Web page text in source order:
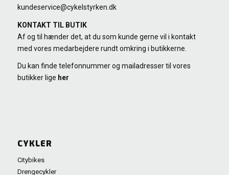
kundeservice@cykelstyrken.dk
KONTAKT TIL BUTIK
Af og til hænder det, at du som kunde gerne vil i kontakt
med vores medarbejdere rundt omkring i butikkerne.
Du kan finde telefonnummer og mailadresser til vores
butikker lige her
CYKLER
Citybikes
Drengecykler